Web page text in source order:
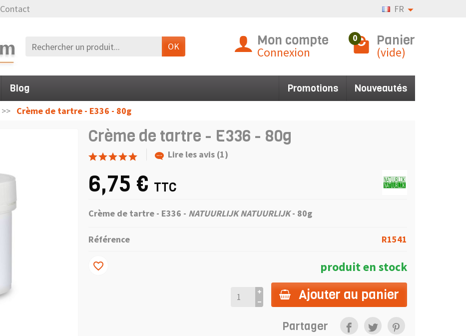
Contact FR
OK Mon compte
Connexion
0 Panier
(vide)
Blog Promotions Nouveautés
Crème de tartre - E336 - 80g
Crème de tartre - E336 - 80g
Lire les avis (1)
6,75 € TTC
Crème de tartre - E336 - NATUURLIJK NATUURLIJK- 80g
Référence R1541
produit en stock
Ajouter au panier
favorite_border
Partager